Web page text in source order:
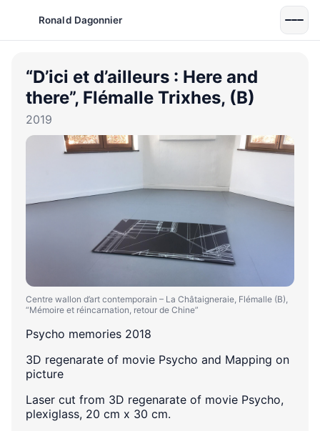
Ronald Dagonnier
“D’ici et d’ailleurs : Here and
there”, Flémalle Trixhes, (B)
2019
Centre wallon d’art contemporain – La Châtaigneraie, Flémalle (B),
“Mémoire et réincarnation, retour de Chine”
Psycho memories 2018
3D regenarate of movie Psycho and Mapping on
picture
Laser cut from 3D regenarate of movie Psycho,
plexiglass, 20 cm x 30 cm.